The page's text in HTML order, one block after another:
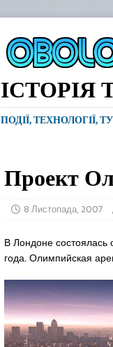
ПОДІЇ, ТЕХНОЛОГІЇ,
Проект
8 Листопада, 2007
В Лондоне
года. Олимпийская